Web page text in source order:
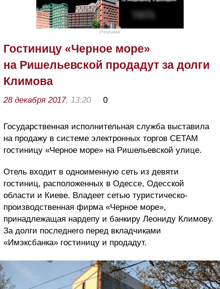
Реклама
Гостиницу «Черное море»
на Ришельевской продадут за долги
Климова
28 декабря 2017, 13:20 0
Государственная исполнительная служба выставила
на продажу в системе электронных торгов СЕТАМ
гостиницу «Черное море» на Ришельевской улице.
Отель входит в одноименную сеть из девяти
гостиниц, расположенных в Одессе, Одесской
области и Киеве. Владеет сетью туристическо-
производственная фирма «Черное море»,
принадлежащая нардепу и банкиру Леониду Климову.
За долги последнего перед вкладчиками
«Имэксбанка» гостиницу и продадут.